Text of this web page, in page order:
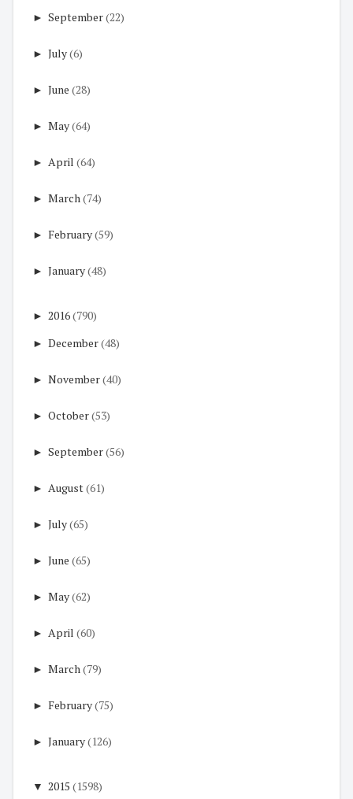
► September(22)
► July(6)
► June (28)
► May(64)
► April (64)
► March(74)
► February(59)
► January(48)
► 2016(790)
► December(48)
► November(40)
► October(53)
► September(56)
► August(61)
► July(65)
► June (65)
► May(62)
► April (60)
► March(79)
► February(75)
► January(126)
▼ 2015 (1598)